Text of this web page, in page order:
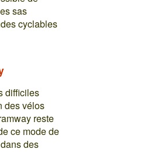
sas
cyclables
difficiles
des vélos
reste
ce mode de
des